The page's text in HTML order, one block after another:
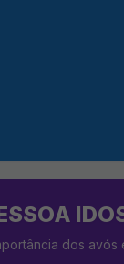
dos avós